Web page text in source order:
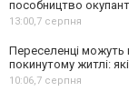
пособництво
13:00,7 серпня
Переселенці можуть
покинутому житлі:
10:06,7 серпня